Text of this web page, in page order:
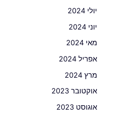
יולי 2024
יוני 2024
מאי 2024
אפריל 2024
מרץ 2024
אוקטובר 2023
אוגוסט 2023